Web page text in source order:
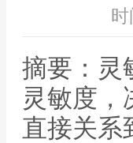
时
摘要：灵
灵敏度，
直接关系